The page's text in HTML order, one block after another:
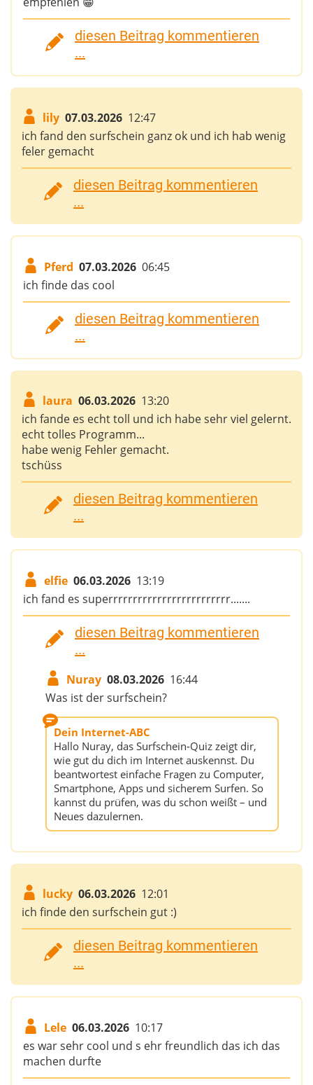
diesen Beitrag kommentieren
...
lily 07.03.2026 12:47
ich fand den surfschein ganz ok und ich hab wenig
feler gemacht
diesen Beitrag kommentieren
...
Pferd 07.03.2026 06:45
ich finde das cool
diesen Beitrag kommentieren
...
laura 06.03.2026 13:20
ich fande es echt toll und ich habe sehr viel gelernt.
echt tolles Programm...
habe wenig Fehler gemacht.
tschüss
diesen Beitrag kommentieren
...
elfie 06.03.2026 13:19
ich fand es superrrrrrrrrrrrrrrrrrrrrrrrr.......
diesen Beitrag kommentieren
...
Nuray 08.03.2026 16:44
Was ist der surfschein?
Dein Internet-ABC
Hallo Nuray, das Surfschein‑Quiz zeigt dir,
wie gut du dich im Internet auskennst. Du
beantwortest einfache Fragen zu Computer,
Smartphone, Apps und sicherem Surfen. So
kannst du prüfen, was du schon weißt – und
Neues dazulernen.
lucky 06.03.2026 12:01
ich finde den surfschein gut :)
diesen Beitrag kommentieren
...
Lele 06.03.2026 10:17
es war sehr cool und s ehr freundlich das ich das
machen durfte